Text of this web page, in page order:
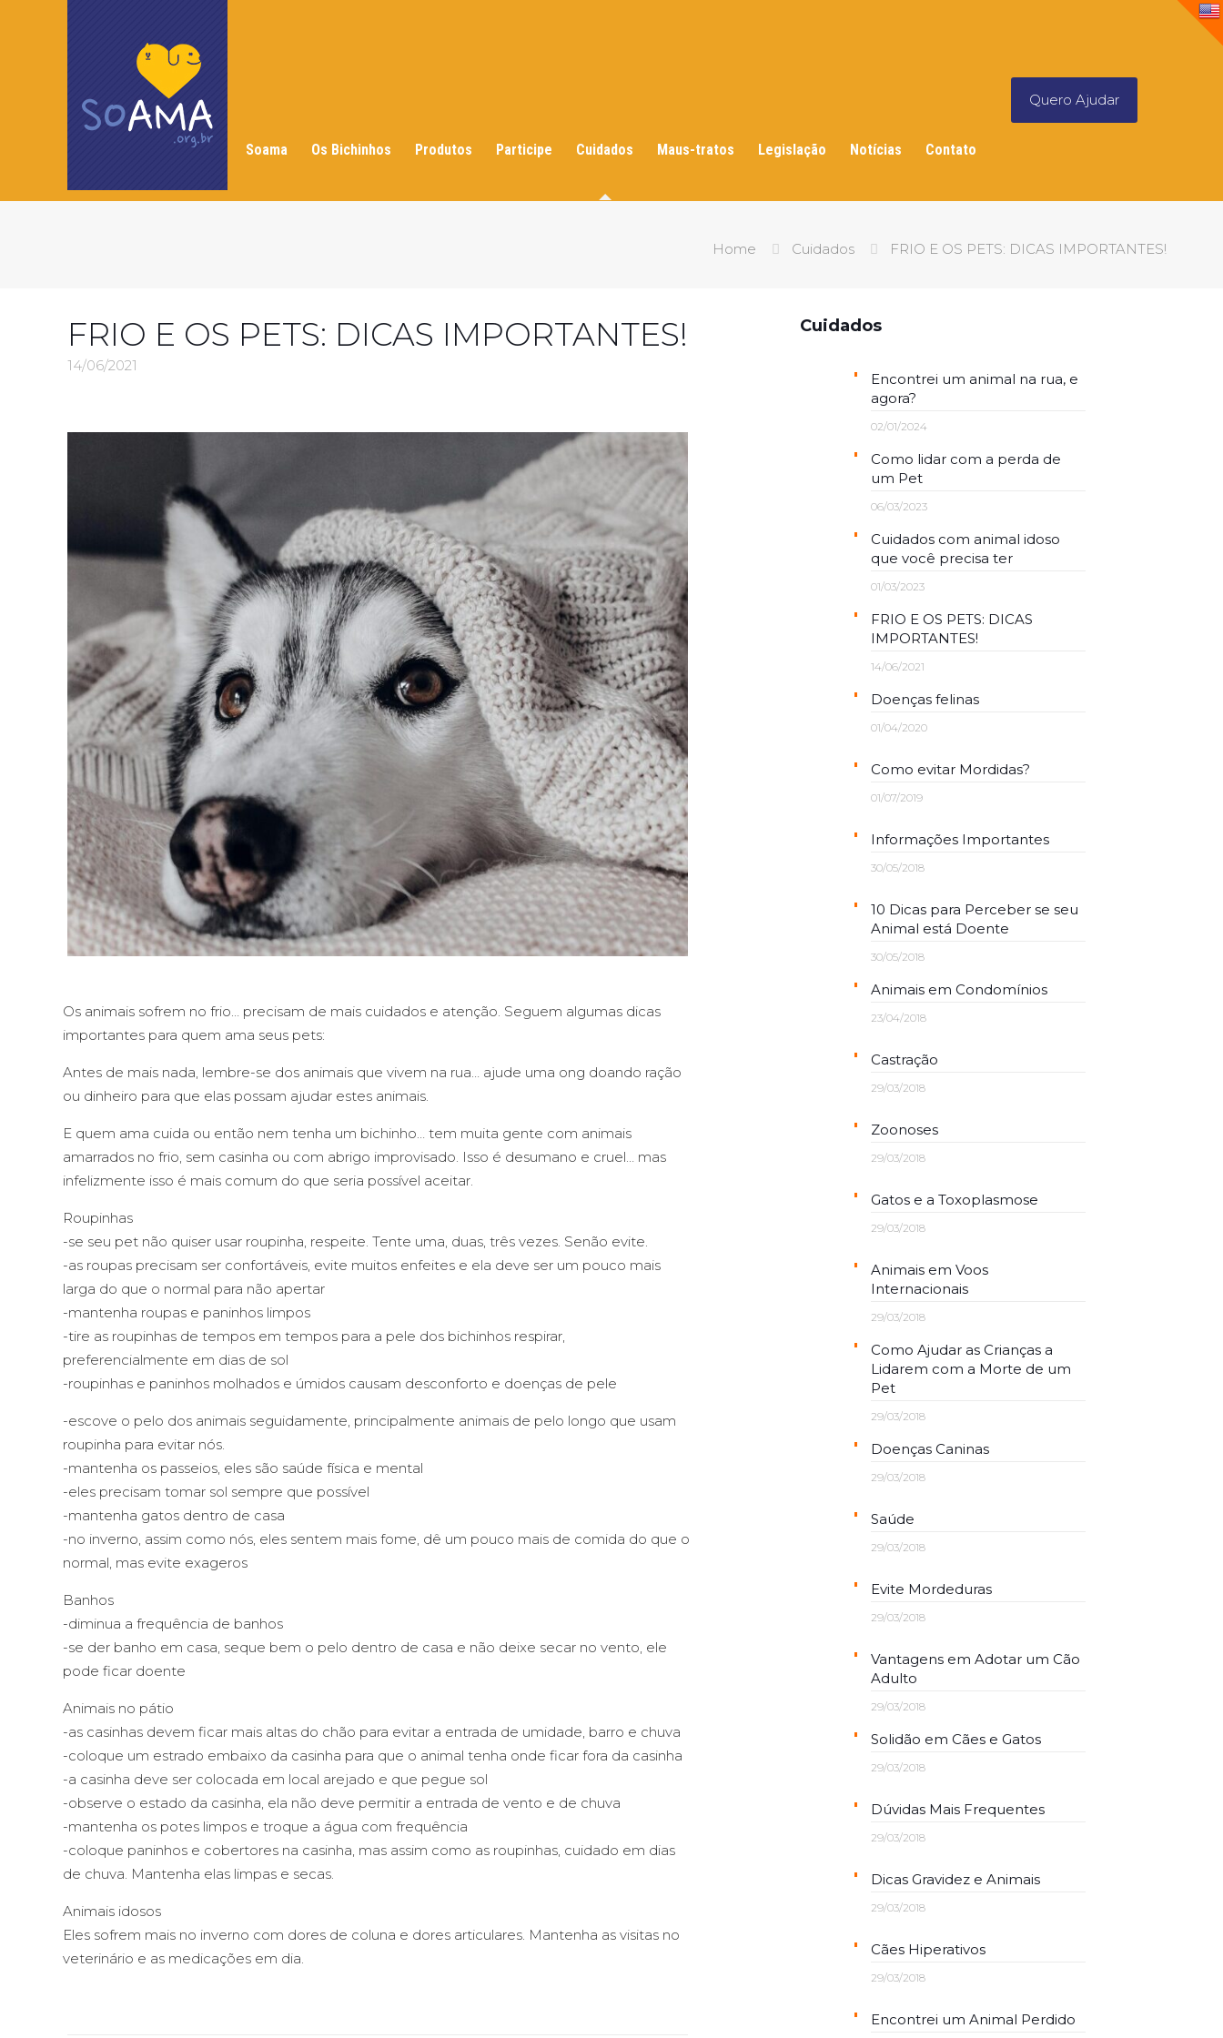
Soama Os Bichinhos Produtos Participe Cuidados Maus-tratos Legislação Notícias Contato
Quero Ajudar
Home Cuidados FRIO E OS PETS: DICAS IMPORTANTES!
FRIO E OS PETS: DICAS IMPORTANTES!
14/06/2021
Os animais sofrem no frio… precisam de mais cuidados e atenção. Seguem algumas dicas
importantes para quem ama seus pets:
Antes de mais nada, lembre-se dos animais que vivem na rua… ajude uma ong doando ração
ou dinheiro para que elas possam ajudar estes animais.
E quem ama cuida ou então nem tenha um bichinho… tem muita gente com animais
amarrados no frio, sem casinha ou com abrigo improvisado. Isso é desumano e cruel… mas
infelizmente isso é mais comum do que seria possível aceitar.
Roupinhas
-se seu pet não quiser usar roupinha, respeite. Tente uma, duas, três vezes. Senão evite.
-as roupas precisam ser confortáveis, evite muitos enfeites e ela deve ser um pouco mais
larga do que o normal para não apertar
-mantenha roupas e paninhos limpos
-tire as roupinhas de tempos em tempos para a pele dos bichinhos respirar,
preferencialmente em dias de sol
-roupinhas e paninhos molhados e úmidos causam desconforto e doenças de pele
-escove o pelo dos animais seguidamente, principalmente animais de pelo longo que usam
roupinha para evitar nós.
-mantenha os passeios, eles são saúde física e mental
-eles precisam tomar sol sempre que possível
-mantenha gatos dentro de casa
-no inverno, assim como nós, eles sentem mais fome, dê um pouco mais de comida do que o
normal, mas evite exageros
Banhos
-diminua a frequência de banhos
-se der banho em casa, seque bem o pelo dentro de casa e não deixe secar no vento, ele
pode ficar doente
Animais no pátio
-as casinhas devem ficar mais altas do chão para evitar a entrada de umidade, barro e chuva
-coloque um estrado embaixo da casinha para que o animal tenha onde ficar fora da casinha
-a casinha deve ser colocada em local arejado e que pegue sol
-observe o estado da casinha, ela não deve permitir a entrada de vento e de chuva
-mantenha os potes limpos e troque a água com frequência
-coloque paninhos e cobertores na casinha, mas assim como as roupinhas, cuidado em dias
de chuva. Mantenha elas limpas e secas.
Animais idosos
Eles sofrem mais no inverno com dores de coluna e dores articulares. Mantenha as visitas no
veterinário e as medicações em dia.
Cuidados
Encontrei um animal na rua, e
agora?
02/01/2024
Como lidar com a perda de
um Pet
06/03/2023
Cuidados com animal idoso
que você precisa ter
01/03/2023
FRIO E OS PETS: DICAS
IMPORTANTES!
14/06/2021
Doenças felinas
01/04/2020
Como evitar Mordidas?
01/07/2019
Informações Importantes
30/05/2018
10 Dicas para Perceber se seu
Animal está Doente
30/05/2018
Animais em Condomínios
23/04/2018
Castração
29/03/2018
Zoonoses
29/03/2018
Gatos e a Toxoplasmose
29/03/2018
Animais em Voos
Internacionais
29/03/2018
Como Ajudar as Crianças a
Lidarem com a Morte de um
Pet
29/03/2018
Doenças Caninas
29/03/2018
Saúde
29/03/2018
Evite Mordeduras
29/03/2018
Vantagens em Adotar um Cão
Adulto
29/03/2018
Solidão em Cães e Gatos
29/03/2018
Dúvidas Mais Frequentes
29/03/2018
Dicas Gravidez e Animais
29/03/2018
Cães Hiperativos
29/03/2018
Encontrei um Animal Perdido